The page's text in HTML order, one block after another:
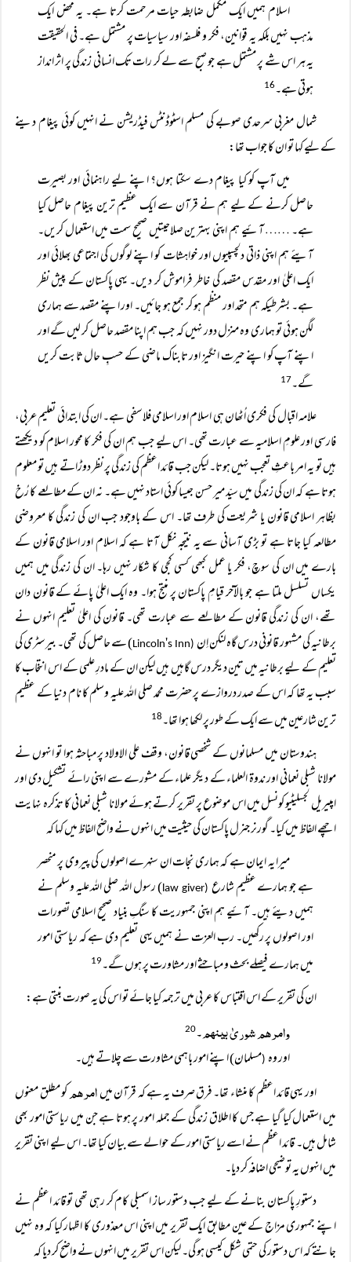
اسلام ہمیں ایک مکمل ضابطہ حیات مرحمت کرتا ہے۔ یہ محض ایک
مذہب نہیں بلکہ یہ قوانین، فکر و فلسفہ اور سیاسیات پر مشتمل ہے۔ فی الحقیقت
یہ ہر اس شے پر مشتمل ہے جو صبح سے لے کر رات تک انسانی زندگی پر اثر انداز
ہوتی ہے۔16
شمال مغربی سرحدی صوبے کی مسلم اسٹوڈنٹس فیڈریشن نے انہیں کوئی پیغام دینے
کے لیے کہا تو ان کا جواب تھا:
میں آپ کو کیا پیغام دے سکتا ہوں؟ اپنے لیے راہنمائی اور بصیرت
حاصل کرنے کے لیے ہم نے قرآن سے ایک عظیم ترین پیغام حاصل کیا
ہے۔ …… آئیے ہم اپنی بہترین صلاحیتیں صحیح سمت میں استعمال کریں۔
آیئے ہم اپنی ذاتی دلچسپیوں اور خواہشات کو اپنے لوگوں کی اجتماعی بھلائی اور
ایک اعلیٰ اور مقدس مقصد کی خاطر فراموش کر دیں۔ یہی پاکستان کے پیش نظر
ہے۔ بشرطیکہ ہم متحد اور منظم ہو کر جمع ہو جائیں۔ اور اپنے مقصد سے ہماری
لگن ہوئی تو ہماری وہ منزل دور نہیں کہ جب ہم اپنا مقصد حاصل کر لیں گے اور
اپنے آپ کو اپنے حیرت انگیز اور تابناک ماضی کے حسبِ حال ثابت کریں
گے۔17
علامہ اقبال کی فکری اُٹھان ہی اسلام اور اسلامی فلاسفی ہے۔ ان کی ابتدائی تعلیم عربی،
فارسی اور علومِ اسلامیہ سے عبارت تھی۔ اس لیے جب ہم ان کی فکر کا محور اسلام کو دیکھتے
ہیں تو یہ امر باعثِ تعجب نہیں ہوتا۔ لیکن جب قائد اعظم کی زندگی پر نظر دوڑاتے ہیں تو معلوم
ہوتا ہے کہ ان کی زندگی میں سیّد میر حسن جیسا کوئی استاد نہیں ہے۔ نہ ان کے مطالعے کا رُخ
بظاہر اسلامی قانون یا شریعت کی طرف تھا۔ اس کے باوجود جب ان کی زندگی کا معروضی
مطالعہ کیا جاتا ہے تو بڑی آسانی سے یہ نتیجہ نکل آتا ہے کہ اسلام اور اسلامی قانون کے
بارے میں ان کی سوچ، فکر یا عمل کبھی کسی کجی کا شکار نہیں رہا۔ ان کی زندگی میں ہمیں
یکساں تسلسل ملتا ہے جو بالآخر قیامِ پاکستان پر منتج ہوا۔ وہ ایک اعلیٰ پائے کے قانون دان
تھے، ان کی زندگی قانون کے مطالعے سے عبارت تھی۔ قانون کی اعلیٰ تعلیم انہوں نے
برطانیہ کی مشہور قانونی درس گاہ لنکن اِن (
Lincoln's Inn
) سے حاصل کی تھی۔ بیرسٹری کی
تعلیم کے لیے برطانیہ میں تین دیگر درس گاہیں ہیں لیکن ان کے مادرِ علمی کے اس انتخاب کا
سبب یہ تھا کہ اس کے صدر دروازے پر حضرت محمد صلی اللہ علیہ وسلم کا نام دنیا کے عظیم
ترین شارعین میں سے ایک کے طور پر لکھا ہوا تھا۔18
ہندوستان میں مسلمانوں کے شخصی قانون، وقف علی الاولاد پر مباحثہ ہوا تو انہوں نے
مولانا شبلی نعمانی اور ندوۃ العلماء کے دیگر علماء کے مشورے سے اپنی رائے تشکیل دی اور
امپیریل لجسلیٹیو کونسل میں اس موضوع پر تقریر کرتے ہوئے مولانا شبلی نعمانی کا تذکرہ نہایت
اچھے الفاظ میں کیا۔ گورنر جنرل پاکستان کی حیثیت میں انہوں نے واضح الفاظ میں کہا کہ
میرا یہ ایمان ہے کہ ہماری نجات ان سنہرے اصولوں کی پیروی پر منحصر
ہے جو ہمارے عظیم شارع (
law giver) رسول اللہ صلی اللہ علیہ وسلم نے
ہمیں دیئے ہیں۔ آئیے ہم اپنی جمہوریت کا سنگِ بنیاد صحیح اسلامی تصورات
اور اصولوں پر رکھیں۔ رب العزت نے ہمیں یہی تعلیم دی ہے کہ ریاستی امور
میں ہمارے فیصلے بحث و مباحثے اور مشاورت پر ہوں گے۔19
ان کی تقریر کے اس اقتباس کا عربی میں ترجمہ کیا جائے تو اس کی یہ صورت بنتی ہے:
وامرھم شوریٰ بینھم۔20
اور وہ(مسلمان) اپنے امور باہمی مشاورت سے چلاتے ہیں۔
اور یہی قائد اعظم کا منشاء تھا۔ فرق صرف یہ ہے کہ قرآن میںامرھمکو مطلق معنوں
میں استعمال کیا گیا ہے جس کا اطلاق زندگی کے جملہ امور پر ہوتا ہے جن میں ریاستی امور بھی
شامل ہیں۔ قائد اعظم نے اسے ریاستی امور کے حوالے سے بیان کیا تھا۔ اس لیے اپنی تقریر
میں انہوں یہ توضیحی اضافہ کر دیا۔
دستورِ پاکستان بنانے کے لیے جب دستور ساز اسمبلی کام کر رہی تھی تو قائد اعظم نے
اپنے جمہوری مزاج کے عین مطابق ایک تقریر میں اپنی اس معذوری کا اظہار کیا کہ وہ نہیں
جانتے کہ اس دستور کی حتمی شکل کیسی ہو گی۔ لیکن اس تقریر میں انہوں نے واضح کر دیا کہ